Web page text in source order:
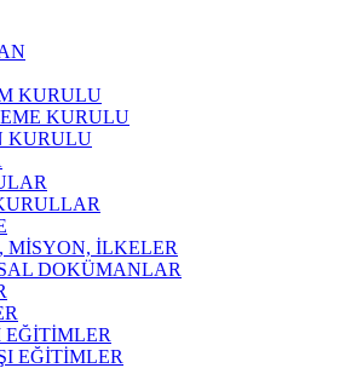
KURULU
KURULU
KURULU
MİSYON, İLKELER
DOKÜMANLAR
EĞİTİMLER
EĞİTİMLER